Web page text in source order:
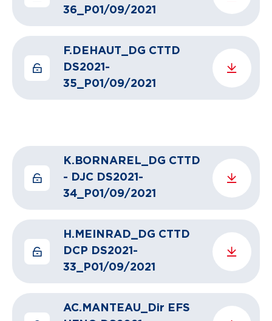
36_P01/09/2021
F.DEHAUT_DG CTTD
DS2021-
35_P01/09/2021
K.BORNAREL_DG CTTD
- DJC DS2021-
34_P01/09/2021
H.MEINRAD_DG CTTD
DCP DS2021-
33_P01/09/2021
AC.MANTEAU_Dir EFS